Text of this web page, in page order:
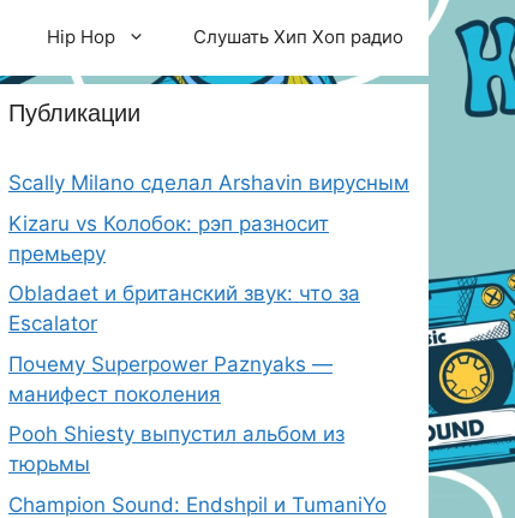
Hip Hop Слушать Хип Хоп радио
Публикации
Scally Milano сделал Arshavin вирусным
Kizaru vs Колобок: рэп разносит
премьеру
Obladaet и британский звук: что за
Escalator
Почему Superpower Paznyaks —
манифест поколения
Pooh Shiesty выпустил альбом из
тюрьмы
Champion Sound: Endshpil и TumaniYo